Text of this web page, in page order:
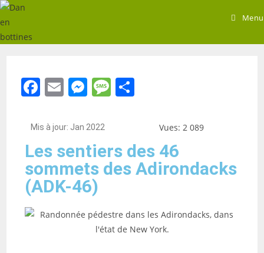
Menu
F
c
e
b
o
o
k
E
ai
l
M
ss
e
n
g
er
M
a
g
e
e
Mis à jour: Jan 2022 Vues: 2 089
Les sentiers des 46
sommets des Adirondacks
(ADK-46)